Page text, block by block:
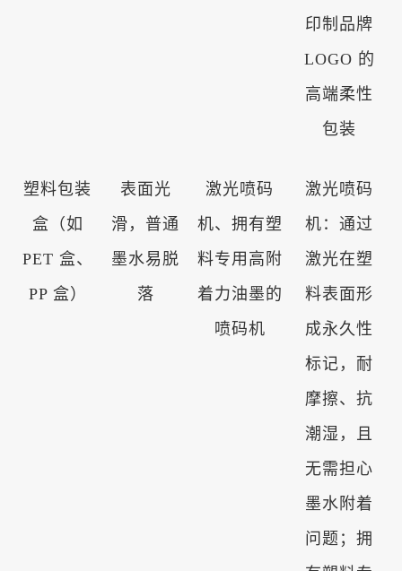
印制品牌
LOGO 的
高端柔性
包装
塑料包装
盒（如
PET 盒、
PP 盒）
表面光
滑，普通
墨水易脱
落
激光喷码
机、拥有塑
料专用高附
着力油墨的
喷码机
激光喷码
机：通过
激光在塑
料表面形
成永久性
标记，耐
摩擦、抗
潮湿，且
无需担心
墨水附着
问题；拥